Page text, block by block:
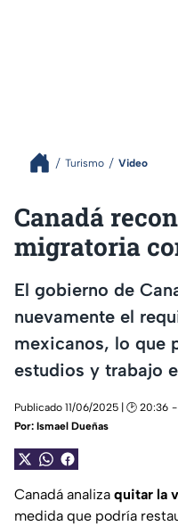
Turismo Video
Canadá
migratoria
El gobierno de
nuevamente el
mexicanos, lo que
estudios y trabajo
Publicado 11/06/2025 | 🕑 20:36
Por: Ismael Dueñas
Canadá analiza quitar la
medida que podría